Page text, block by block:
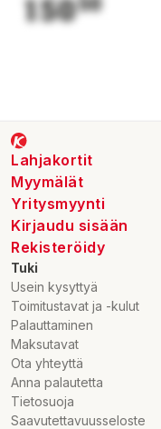
150
Lahjakortit
Myymälät
Yritysmyynti
Kirjaudu sisään
Rekisteröidy
Tuki
Usein kysyttyä
Toimitustavat ja -kulut
Palauttaminen
Maksutavat
Ota yhteyttä
Anna palautetta
Tietosuoja
Saavutettavuusseloste